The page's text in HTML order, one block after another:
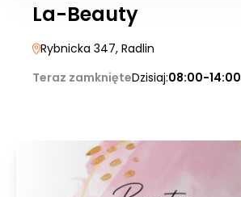
La-Beauty
Rybnicka 347, Radlin
Teraz zamknięteDzisiaj:08:00-14:00